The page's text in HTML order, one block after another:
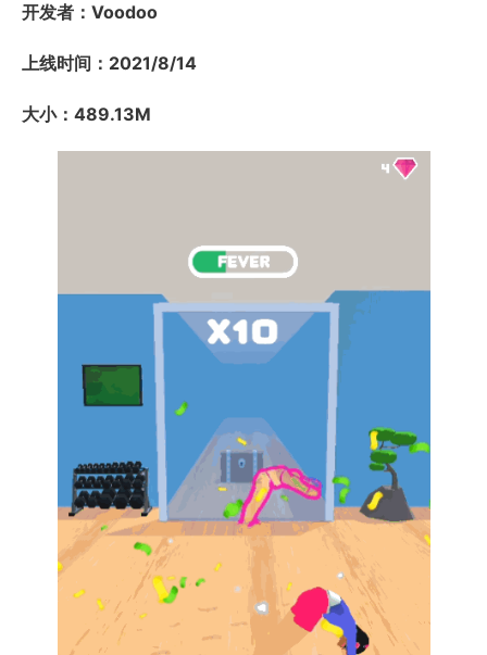
开发者：Voodoo
上线时间：2021/8/14
大小：489.13M